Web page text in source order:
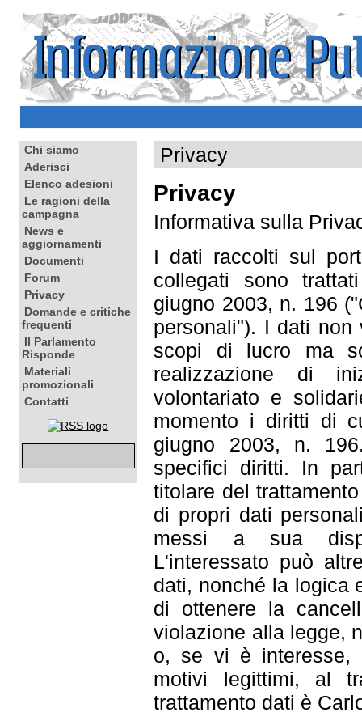
Chi siamo
Aderisci
Elenco adesioni
Le ragioni della
campagna
News e
aggiornamenti
Documenti
Forum
Privacy
Domande e critiche
frequenti
Il Parlamento
Risponde
Materiali
promozionali
Contatti
Privacy
Privacy
Informativa sulla
I dati raccolti sul
collegati sono
giugno 2003, n. 196
personali"). I dati
scopi di lucro ma
realizzazione di
volontariato e
momento i diritti di
giugno 2003, n.
specifici diritti. In
titolare del
di propri dati
messi a sua
L'interessato può
dati, nonché la logica
di ottenere la
violazione alla legge,
o, se vi è interesse,
motivi legittimi, al
trattamento dati è